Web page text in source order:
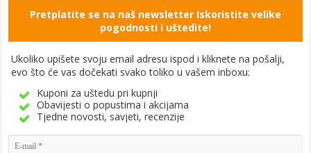
Pretplatite se na naš newsletter Iskoristite velike
pogodnosti i uštedite!
Ukoliko upišete svoju email adresu ispod i kliknete na pošalji,
evo što će vas dočekati svako toliko u vašem inboxu:
Kuponi za uštedu pri kupnji
Obavijesti o popustima i akcijama
Tjedne novosti, savjeti, recenzije